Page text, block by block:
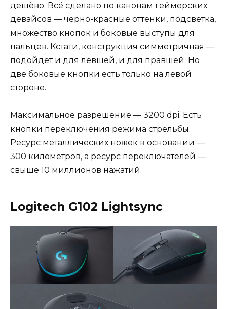
дешёво. Всё сделано по канонам геймерских
девайсов — чёрно-красные оттенки, подсветка,
множество кнопок и боковые выступы для
пальцев. Кстати, конструкция симметричная —
подойдёт и для левшей, и для правшей. Но
две боковые кнопки есть только на левой
стороне.
Максимальное разрешение — 3200 dpi. Есть
кнопки переключения режима стрельбы.
Ресурс металлических ножек в основании —
300 километров, а ресурс переключателей —
свыше 10 миллионов нажатий.
Logitech G102 Lightsync